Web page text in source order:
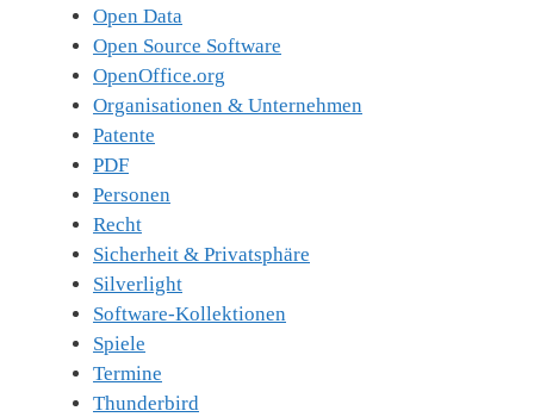
Open Data
Open Source Software
OpenOffice.org
Organisationen & Unternehmen
Patente
PDF
Personen
Recht
Sicherheit & Privatsphäre
Silverlight
Software-Kollektionen
Spiele
Termine
Thunderbird